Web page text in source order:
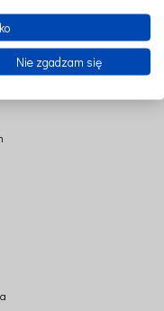
tam, gdzie potrzebna jest
Nie zgadzam się